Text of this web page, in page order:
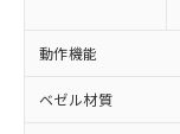
動作機能
ベゼル材質